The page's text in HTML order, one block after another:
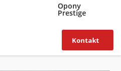
Opony
Prestige
Kontakt